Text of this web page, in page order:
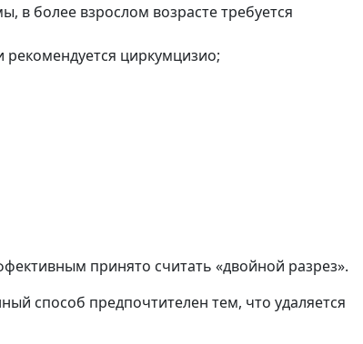
в более взрослом возрасте требуется
циркумцизио;
принято считать «двойной разрез».
способ предпочтителен тем, что удаляется